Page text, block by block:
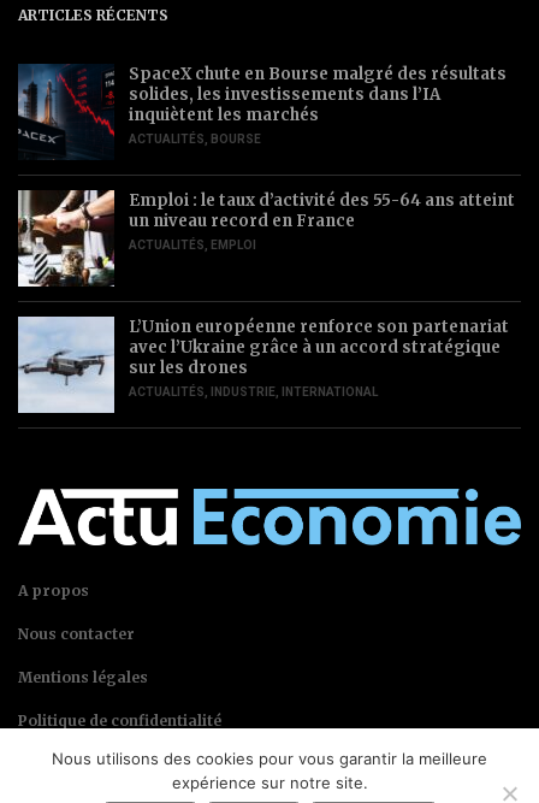
ARTICLES RÉCENTS
SpaceX chute en Bourse malgré des résultats
solides, les investissements dans l’IA
inquiètent les marchés
ACTUALITÉS BOURSE
Emploi : le taux d’activité des 55-64 ans atteint
un niveau record en France
ACTUALITÉS EMPLOI
L’Union européenne renforce son partenariat
avec l’Ukraine grâce à un accord stratégique
sur les drones
ACTUALITÉS INDUSTRIE INTERNATIONAL
A propos
Nous contacter
Mentions légales
Politique de confidentialité
Nous utilisons des cookies pour vous garantir la meilleure
expérience sur notre site.